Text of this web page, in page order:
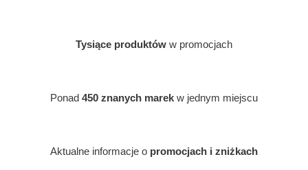
Tysiące produktów w promocjach
Ponad 450 znanych marek w jednym miejscu
Aktualne informacje o promocjach i zniżkach